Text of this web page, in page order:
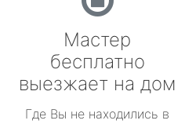
Мастер
бесплатно
выезжает на дом
Где Вы не находились в